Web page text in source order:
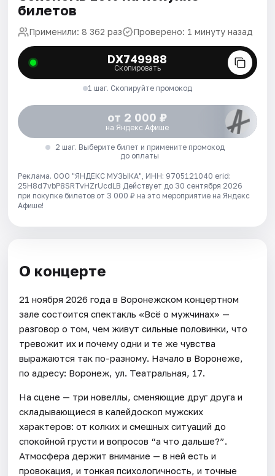
билетов
Применили: 8 362 раз Проверено: 1 минуту назад
DX749988
Скопировать
1 шаг. Скопируйте промокод
от 2 000 ₽
на Яндекс Афише
2 шаг. Выберите билет и примените промокод
до оплаты
Реклама. ООО "ЯНДЕКС МУЗЫКА", ИНН: 9705121040 erid:
25H8d7vbP8SRTvHZrUcdLB Действует до 30 сентября 2026
при покупке билетов от 3 000 ₽ на это мероприятие на Яндекс
Афише!
О концерте
21 ноября 2026 года в Воронежском концертном
зале состоится спектакль «Всё о мужчинах» —
разговор о том, чем живут сильные половинки, что
тревожит их и почему одни и те же чувства
выражаются так по-разному. Начало в Воронеже,
по адресу: Воронеж, ул. Театральная, 17.
На сцене — три новеллы, сменяющие друг друга и
складывающиеся в калейдоскоп мужских
характеров: от колких и смешных ситуаций до
спокойной грусти и вопросов “а что дальше?”.
Атмосфера держит внимание — в ней есть и
провокация, и тонкая психологичность, и точные